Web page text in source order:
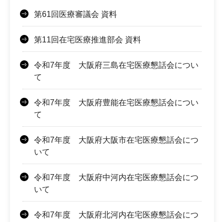
第61回医療審議会 資料
第11回在宅医療推進部会 資料
令和7年度 大阪府三島在宅医療懇話会につい
て
令和7年度 大阪府豊能在宅医療懇話会につい
て
令和7年度 大阪府大阪市在宅医療懇話会につ
いて
令和7年度 大阪府中河内在宅医療懇話会につ
いて
令和7年度 大阪府北河内在宅医療懇話会につ